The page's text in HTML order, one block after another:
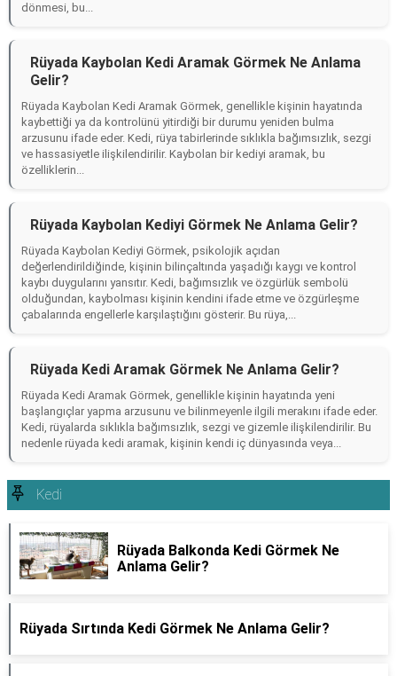
dönmesi, bu...
Rüyada Kaybolan Kedi Aramak Görmek Ne Anlama
Gelir?
Rüyada Kaybolan Kedi Aramak Görmek, genellikle kişinin hayatında
kaybettiği ya da kontrolünü yitirdiği bir durumu yeniden bulma
arzusunu ifade eder. Kedi, rüya tabirlerinde sıklıkla bağımsızlık, sezgi
ve hassasiyetle ilişkilendirilir. Kaybolan bir kediyi aramak, bu
özelliklerin...
Rüyada Kaybolan Kediyi Görmek Ne Anlama Gelir?
Rüyada Kaybolan Kediyi Görmek, psikolojik açıdan
değerlendirildiğinde, kişinin bilinçaltında yaşadığı kaygı ve kontrol
kaybı duygularını yansıtır. Kedi, bağımsızlık ve özgürlük sembolü
olduğundan, kaybolması kişinin kendini ifade etme ve özgürleşme
çabalarında engellerle karşılaştığını gösterir. Bu rüya,...
Rüyada Kedi Aramak Görmek Ne Anlama Gelir?
Rüyada Kedi Aramak Görmek, genellikle kişinin hayatında yeni
başlangıçlar yapma arzusunu ve bilinmeyenle ilgili merakını ifade eder.
Kedi, rüyalarda sıklıkla bağımsızlık, sezgi ve gizemle ilişkilendirilir. Bu
nedenle rüyada kedi aramak, kişinin kendi iç dünyasında veya...
Kedi
Rüyada Balkonda Kedi Görmek Ne
Anlama Gelir?
Rüyada Sırtında Kedi Görmek Ne Anlama Gelir?